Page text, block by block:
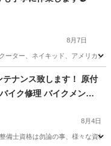
8月7日
ーター、ネイキッド、アメリカ
ナンス致します！ 原付
イク修理 バイクメンテ
8月4日
備士資格は勿論の事、様々な資